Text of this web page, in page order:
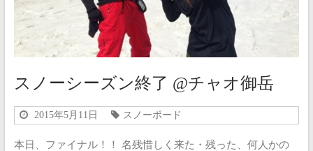
スノーシーズン終了 @チャオ御岳
2015年5月11日 スノーボード
本日、ファイナル！！ 名残惜しく来た・残った、何人かの